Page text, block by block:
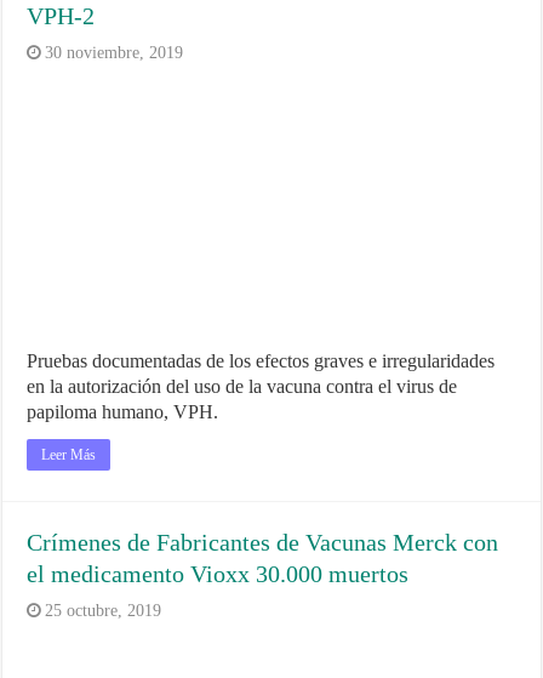
VPH-2
30 noviembre, 2019
Pruebas documentadas de los efectos graves e irregularidades
en la autorización del uso de la vacuna contra el virus de
papiloma humano, VPH.
Leer Más
Crímenes de Fabricantes de Vacunas Merck con
el medicamento Vioxx 30.000 muertos
25 octubre, 2019